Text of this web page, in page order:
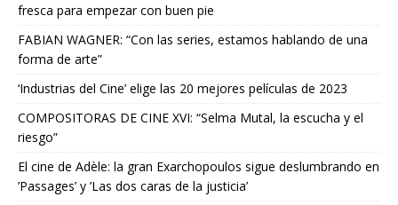
fresca para empezar con buen pie
FABIAN WAGNER: “Con las series, estamos hablando de una
forma de arte”
‘Industrias del Cine’ elige las 20 mejores películas de 2023
COMPOSITORAS DE CINE XVI: “Selma Mutal, la escucha y el
riesgo”
El cine de Adèle: la gran Exarchopoulos sigue deslumbrando en
’Passages’ y ’Las dos caras de la justicia’